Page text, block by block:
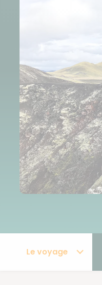
Le voyage